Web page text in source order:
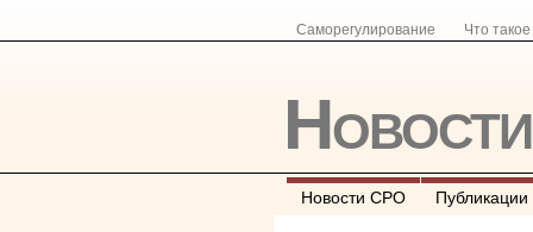
Саморегулирование Что
Новости СРО Публикации